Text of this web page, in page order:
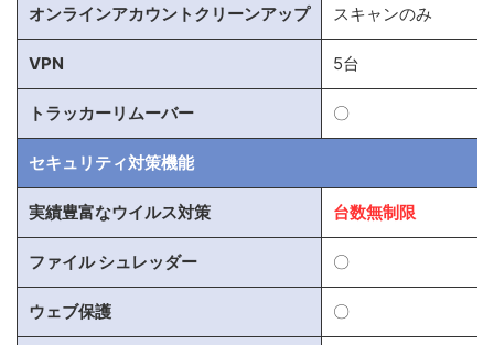
オンラインアカウントクリーンアップ スキャンのみ
VPN 5台
トラッカーリムーバー 〇
セキュリティ対策機能
実績豊富なウイルス対策 台数無制限
ファイル シュレッダー 〇
ウェブ保護 〇